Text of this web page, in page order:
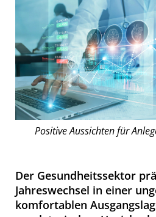
Positive Aussichten für
Der Gesundheitssektor
Jahreswechsel in einer
komfortablen